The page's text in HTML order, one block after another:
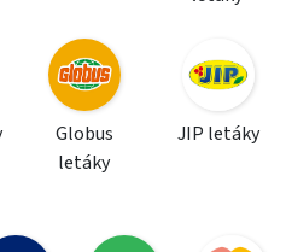
Globus
letáky
JIP letáky